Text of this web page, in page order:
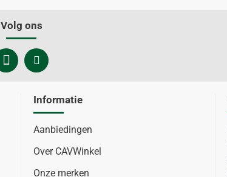
Volg ons
Informatie
Aanbiedingen
Over CAVWinkel
Onze merken